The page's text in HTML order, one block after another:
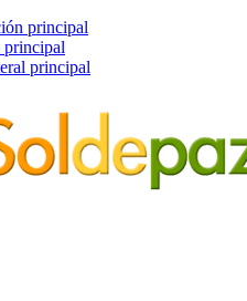
principal
principal
principal